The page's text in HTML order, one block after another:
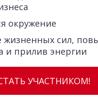
окружение
жизненных сил,
и прилив энергии
УЧАСТНИКОМ!